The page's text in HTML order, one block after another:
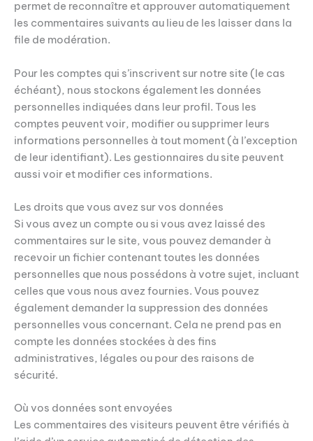
permet de reconnaître et approuver automatiquement
les commentaires suivants au lieu de les laisser dans la
file de modération.
Pour les comptes qui s’inscrivent sur notre site (le cas
échéant), nous stockons également les données
personnelles indiquées dans leur profil. Tous les
comptes peuvent voir, modifier ou supprimer leurs
informations personnelles à tout moment (à l’exception
de leur identifiant). Les gestionnaires du site peuvent
aussi voir et modifier ces informations.
Les droits que vous avez sur vos données
Si vous avez un compte ou si vous avez laissé des
commentaires sur le site, vous pouvez demander à
recevoir un fichier contenant toutes les données
personnelles que nous possédons à votre sujet, incluant
celles que vous nous avez fournies. Vous pouvez
également demander la suppression des données
personnelles vous concernant. Cela ne prend pas en
compte les données stockées à des fins
administratives, légales ou pour des raisons de
sécurité.
Où vos données sont envoyées
Les commentaires des visiteurs peuvent être vérifiés à